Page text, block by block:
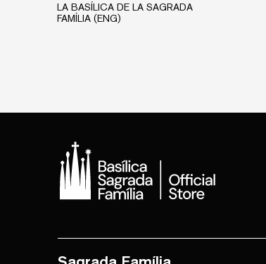
LA BASÍLICA DE LA SAGRADA
FAMÍLIA (ENG)